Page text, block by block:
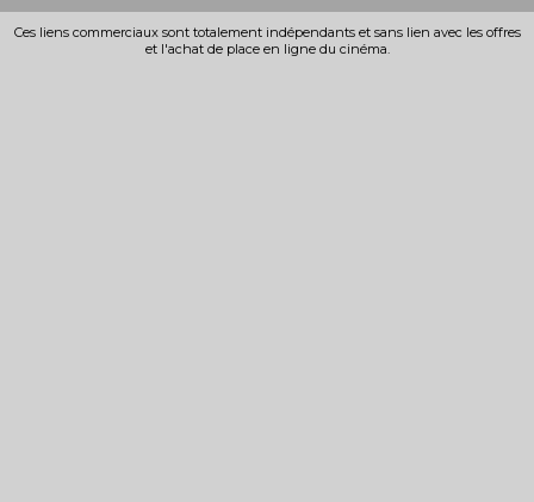
Ces liens commerciaux sont totalement indépendants et sans lien avec les offres
et l'achat de place en ligne du cinéma.